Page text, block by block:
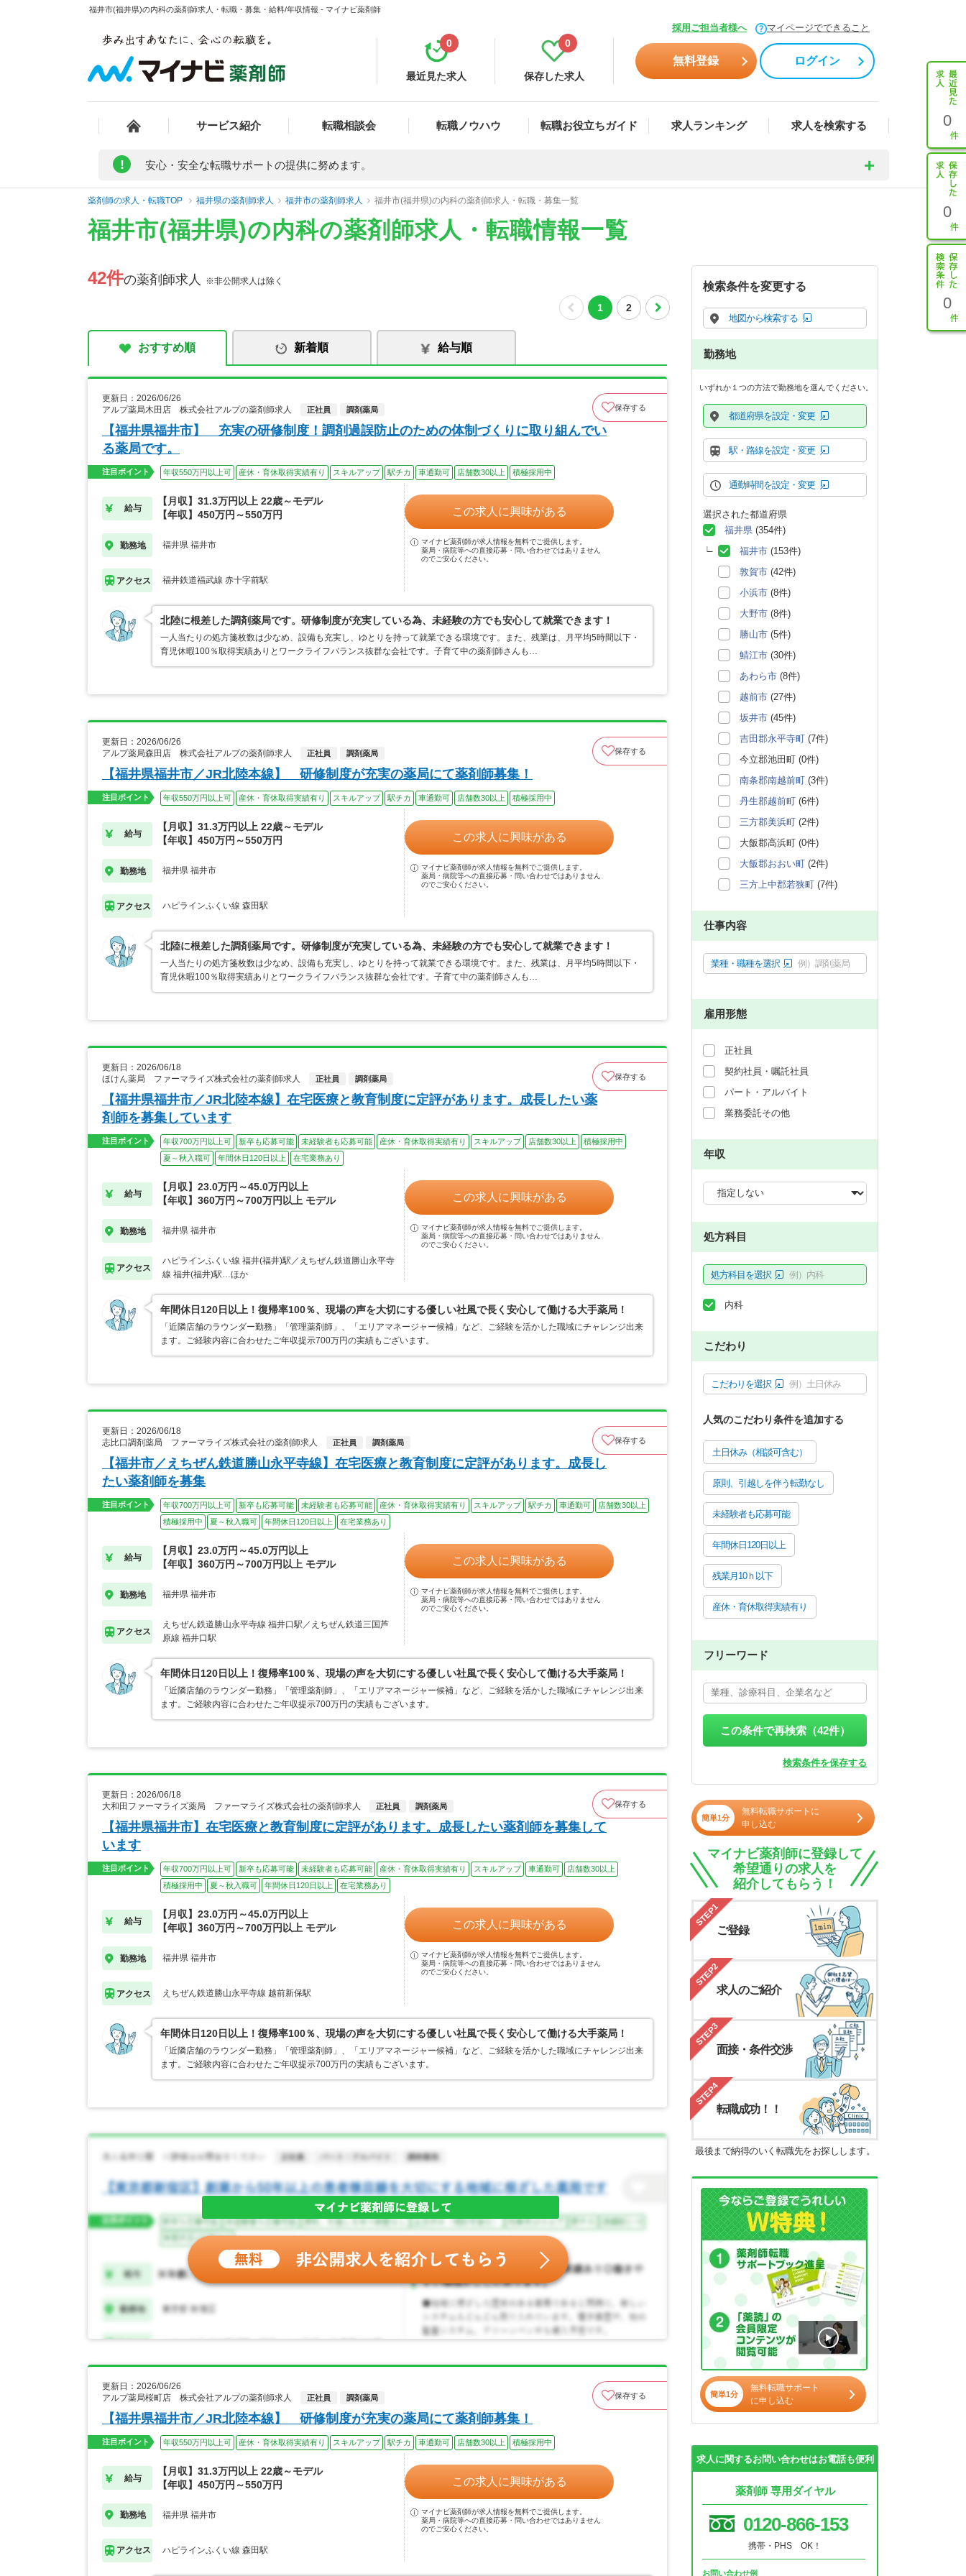
福井市(福井県)の内科の薬剤師求人・転職・募集・給料/年収情報 - マイナビ薬剤師
採用ご担当者様へ マイページでできること
最近見た求人
0
保存した求人
0
無料登録 ログイン
サービス紹介 転職相談会 転職ノウハウ 転職お役立ちガイド 求人ランキング 求人を検索する 0
0
0
! 安心・安全な転職サポートの提供に努めます。
薬剤師の求人・転職TOP 福井県の薬剤師求人 福井市の薬剤師求人 福井市(福井県)の内科の薬剤師求人・転職・募集一覧
福井市(福井県)の内科の薬剤師求人・転職情報一覧
42件の薬剤師求人 ※非公開求人は除く
1 2
おすすめ順 新着順 給与順
更新日：2026/06/26
アルプ薬局木田店 株式会社アルプの薬剤師求人
正社員 調剤薬局 保存する
【福井県福井市】 充実の研修制度！調剤過誤防止のための体制づくりに取り組んでい
る薬局です。
注目ポイント 年収550万円以上可 産休・育休取得実績有り スキルアップ 駅チカ 車通勤可 店舗数30以上 積極採用中
給与
【月収】31.3万円以上 22歳～モデル
【年収】450万円～550万円
勤務地 福井県 福井市
アクセス 福井鉄道福武線 赤十字前駅
この求人に興味がある
マイナビ薬剤師が求人情報を無料でご提供します。
薬局・病院等への直接応募・問い合わせではありません
のでご安心ください。
北陸に根差した調剤薬局です。研修制度が充実している為、未経験の方でも安心して就業できます！
一人当たりの処方箋枚数は少なめ、設備も充実し、ゆとりを持って就業できる環境です。また、残業は、月平均5時間以下・
育児休暇100％取得実績ありとワークライフバランス抜群な会社です。子育て中の薬剤師さんも…
更新日：2026/06/26
アルプ薬局森田店 株式会社アルプの薬剤師求人
正社員 調剤薬局 保存する
【福井県福井市／JR北陸本線】 研修制度が充実の薬局にて薬剤師募集！
注目ポイント 年収550万円以上可 産休・育休取得実績有り スキルアップ 駅チカ 車通勤可 店舗数30以上 積極採用中
給与
【月収】31.3万円以上 22歳～モデル
【年収】450万円～550万円
勤務地 福井県 福井市
アクセス ハピラインふくい線 森田駅
この求人に興味がある
マイナビ薬剤師が求人情報を無料でご提供します。
薬局・病院等への直接応募・問い合わせではありません
のでご安心ください。
北陸に根差した調剤薬局です。研修制度が充実している為、未経験の方でも安心して就業できます！
一人当たりの処方箋枚数は少なめ、設備も充実し、ゆとりを持って就業できる環境です。また、残業は、月平均5時間以下・
育児休暇100％取得実績ありとワークライフバランス抜群な会社です。子育て中の薬剤師さんも…
更新日：2026/06/18
ほけん薬局 ファーマライズ株式会社の薬剤師求人
正社員 調剤薬局 保存する
【福井県福井市／JR北陸本線】在宅医療と教育制度に定評があります。成長したい薬
剤師を募集しています
注目ポイント 年収700万円以上可 新卒も応募可能 未経験者も応募可能 産休・育休取得実績有り スキルアップ 店舗数30以上
積極採用中
夏～秋入職可
年間休日120日以上 在宅業務あり
給与
【月収】23.0万円～45.0万円以上
【年収】360万円～700万円以上 モデル
勤務地 福井県 福井市
アクセス
ハピラインふくい線 福井(福井)駅／えちぜん鉄道勝山永平寺
線 福井(福井)駅…ほか
この求人に興味がある
マイナビ薬剤師が求人情報を無料でご提供します。
薬局・病院等への直接応募・問い合わせではありません
のでご安心ください。
年間休日120日以上！復帰率100％、現場の声を大切にする優しい社風で長く安心して働ける大手薬局！
「近隣店舗のラウンダー勤務」「管理薬剤師」、「エリアマネージャー候補」など、ご経験を活かした職域にチャレンジ出来
ます。ご経験内容に合わせたご年収提示700万円の実績もございます。
更新日：2026/06/18
志比口調剤薬局 ファーマライズ株式会社の薬剤師求人
正社員 調剤薬局 保存する
【福井市／えちぜん鉄道勝山永平寺線】在宅医療と教育制度に定評があります。成長し
たい薬剤師を募集
注目ポイント 年収700万円以上可 新卒も応募可能 未経験者も応募可能 産休・育休取得実績有り スキルアップ 駅チカ 車通勤可
店舗数30以上
積極採用中
夏～秋入職可 年間休日120日以上 在宅業務あり
給与
【月収】23.0万円～45.0万円以上
【年収】360万円～700万円以上 モデル
勤務地 福井県 福井市
アクセス
えちぜん鉄道勝山永平寺線 福井口駅／えちぜん鉄道三国芦
原線 福井口駅
この求人に興味がある
マイナビ薬剤師が求人情報を無料でご提供します。
薬局・病院等への直接応募・問い合わせではありません
のでご安心ください。
年間休日120日以上！復帰率100％、現場の声を大切にする優しい社風で長く安心して働ける大手薬局！
「近隣店舗のラウンダー勤務」「管理薬剤師」、「エリアマネージャー候補」など、ご経験を活かした職域にチャレンジ出来
ます。ご経験内容に合わせたご年収提示700万円の実績もございます。
更新日：2026/06/18
大和田ファーマライズ薬局 ファーマライズ株式会社の薬剤師求人
正社員 調剤薬局 保存する
【福井県福井市】在宅医療と教育制度に定評があります。成長したい薬剤師を募集して
います
注目ポイント 年収700万円以上可 新卒も応募可能 未経験者も応募可能 産休・育休取得実績有り スキルアップ 車通勤可
店舗数30以上
積極採用中
夏～秋入職可 年間休日120日以上 在宅業務あり
給与
【月収】23.0万円～45.0万円以上
【年収】360万円～700万円以上 モデル
勤務地 福井県 福井市
アクセス えちぜん鉄道勝山永平寺線 越前新保駅
この求人に興味がある
マイナビ薬剤師が求人情報を無料でご提供します。
薬局・病院等への直接応募・問い合わせではありません
のでご安心ください。
年間休日120日以上！復帰率100％、現場の声を大切にする優しい社風で長く安心して働ける大手薬局！
「近隣店舗のラウンダー勤務」「管理薬剤師」、「エリアマネージャー候補」など、ご経験を活かした職域にチャレンジ出来
ます。ご経験内容に合わせたご年収提示700万円の実績もございます。
更新日：2026/06/26
アルプ薬局桜町店 株式会社アルプの薬剤師求人
正社員 調剤薬局 保存する
【福井県福井市／JR北陸本線】 研修制度が充実の薬局にて薬剤師募集！
注目ポイント 年収550万円以上可 産休・育休取得実績有り スキルアップ 駅チカ 車通勤可 店舗数30以上 積極採用中
給与
【月収】31.3万円以上 22歳～モデル
【年収】450万円～550万円
勤務地 福井県 福井市
アクセス ハピラインふくい線 森田駅
この求人に興味がある
マイナビ薬剤師が求人情報を無料でご提供します。
薬局・病院等への直接応募・問い合わせではありません
のでご安心ください。
検索条件を変更する
地図から検索する
勤務地
いずれか１つの方法で勤務地を選んでください。
都道府県を設定・変更
駅・路線を設定・変更
通勤時間を設定・変更
選択された都道府県
福井県 (354件)
福井市 (153件)
敦賀市 (42件)
小浜市 (8件)
大野市 (8件)
勝山市 (5件)
鯖江市 (30件)
あわら市 (8件)
越前市 (27件)
坂井市 (45件)
吉田郡永平寺町 (7件)
今立郡池田町 (0件)
南条郡南越前町 (3件)
丹生郡越前町 (6件)
三方郡美浜町 (2件)
大飯郡高浜町 (0件)
大飯郡おおい町 (2件)
三方上中郡若狭町 (7件)
仕事内容
業種・職種を選択 例）調剤薬局
雇用形態
正社員
契約社員・嘱託社員
パート・アルバイト
業務委託その他
年収
処方科目
処方科目を選択 例）内科
内科
こだわり
こだわりを選択 例）土日休み
人気のこだわり条件を追加する
土日休み（相談可含む）
原則、引越しを伴う転勤なし
未経験者も応募可能
年間休日120日以上
残業月10ｈ以下
産休・育休取得実績有り
フリーワード
この条件で再検索（42件）
検索条件を保存する
簡単1分
無料転職サポートに
申し込む
マイナビ薬剤師に登録して
希望通りの求人を
紹介してもらう！
STEP1
ご登録
STEP2
求人のご紹介
STEP3
面接・条件交渉
STEP4
転職成功！！
最後まで納得のいく転職先をお探しします。
簡単1分
無料転職サポート
に申し込む
求人に関するお問い合わせはお電話も便利
薬剤師 専用ダイヤル
0120-866-153
携帯・PHS OK！
お問い合わせ例